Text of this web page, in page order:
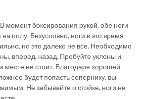
момент боксирования рукой, обе ноги
полу. Безусловно, ноги в это время
но это далеко не все. Необходимо
вперед, назад. Пробуйте уклоны и
месте не стоит. Благодаря хорошей
будет попасть сопернику, вы
Не забывайте о стойке, ноги не